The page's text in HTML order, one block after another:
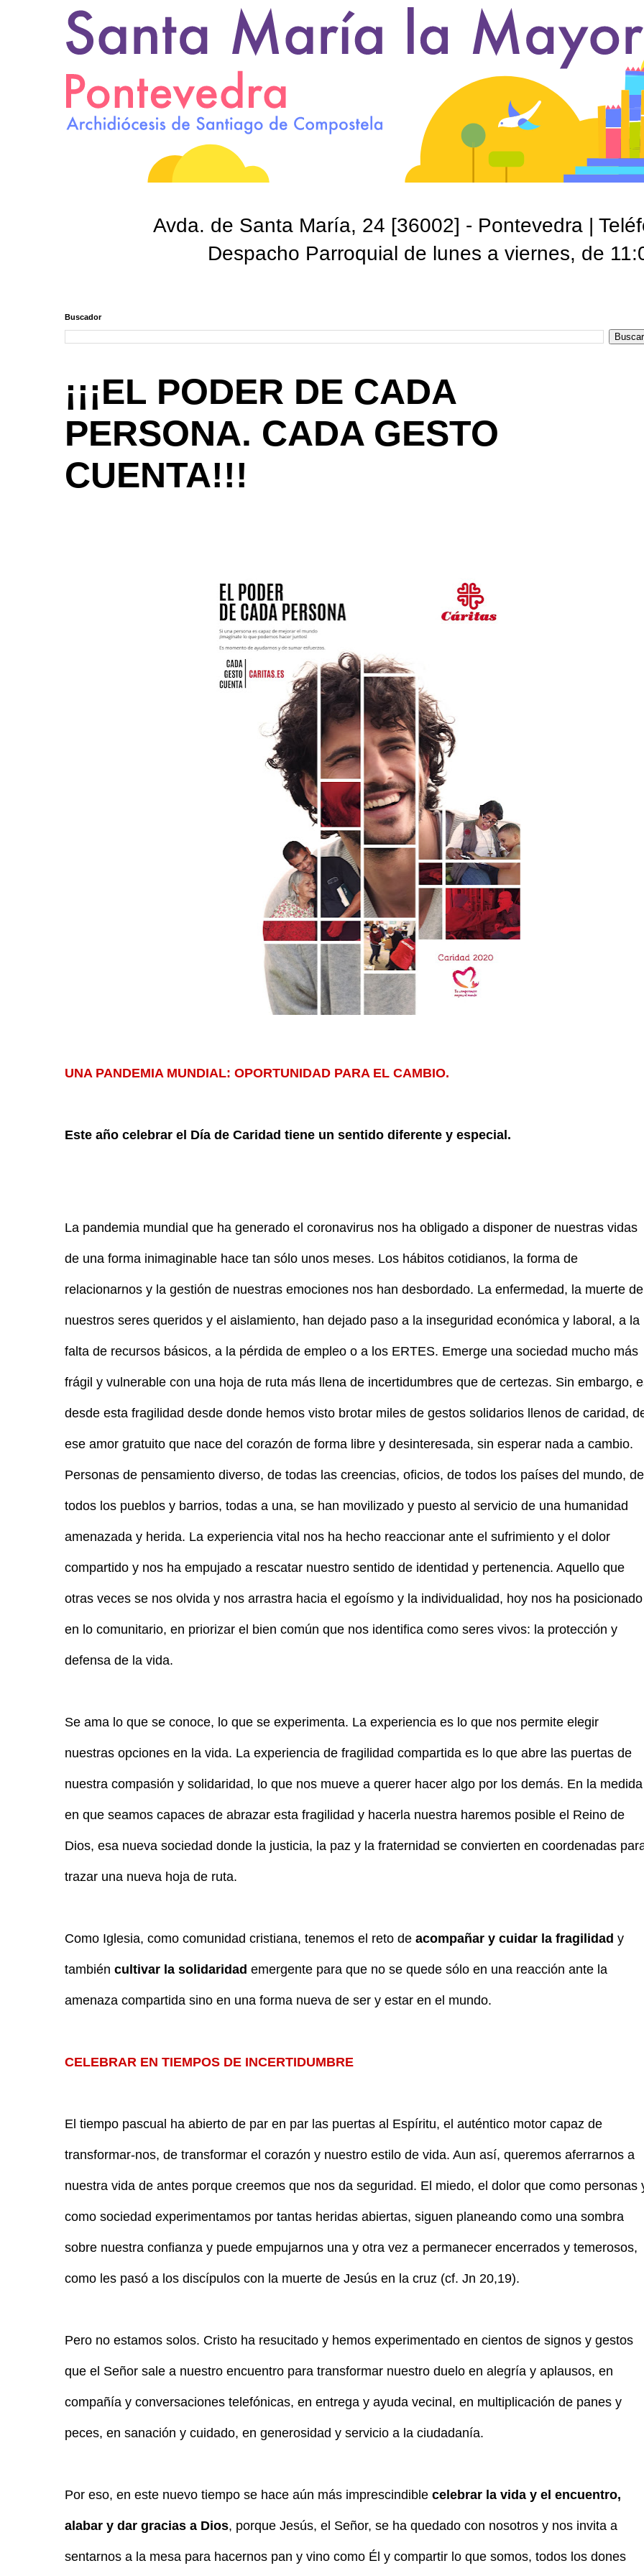
Avda. de Santa María, 24 [36002] - Pontevedra |
Despacho Parroquial de lunes a viernes, de
Buscador
¡¡¡EL PODER DE CADA
PERSONA. CADA GESTO
CUENTA!!!
UNA PANDEMIA MUNDIAL: OPORTUNIDAD PARA EL CAMBIO.
Este año celebrar el Día de Caridad tiene un sentido diferente y especial.
La pandemia mundial que ha generado el coronavirus nos ha obligado a disponer de nuestras vidas
de una forma inimaginable hace tan sólo unos meses. Los hábitos cotidianos, la forma de
relacionarnos y la gestión de nuestras emociones nos han desbordado. La enfermedad, la muerte de
nuestros seres queridos y el aislamiento, han dejado paso a la inseguridad económica y laboral, a la
falta de recursos básicos, a la pérdida de empleo o a los ERTES. Emerge una sociedad mucho más
frágil y vulnerable con una hoja de ruta más llena de incertidumbres que de certezas. Sin embargo,
desde esta fragilidad desde donde hemos visto brotar miles de gestos solidarios llenos de caridad,
ese amor gratuito que nace del corazón de forma libre y desinteresada, sin esperar nada a cambio.
Personas de pensamiento diverso, de todas las creencias, oficios, de todos los países del mundo, de
todos los pueblos y barrios, todas a una, se han movilizado y puesto al servicio de una humanidad
amenazada y herida. La experiencia vital nos ha hecho reaccionar ante el sufrimiento y el dolor
compartido y nos ha empujado a rescatar nuestro sentido de identidad y pertenencia. Aquello que
otras veces se nos olvida y nos arrastra hacia el egoísmo y la individualidad, hoy nos ha posicionado
en lo comunitario, en priorizar el bien común que nos identifica como seres vivos: la protección y
defensa de la vida.
Se ama lo que se conoce, lo que se experimenta. La experiencia es lo que nos permite elegir
nuestras opciones en la vida. La experiencia de fragilidad compartida es lo que abre las puertas de
nuestra compasión y solidaridad, lo que nos mueve a querer hacer algo por los demás. En la medida
en que seamos capaces de abrazar esta fragilidad y hacerla nuestra haremos posible el Reino de
Dios, esa nueva sociedad donde la justicia, la paz y la fraternidad se convierten en coordenadas
trazar una nueva hoja de ruta.
Como Iglesia, como comunidad cristiana, tenemos el reto de acompañar y cuidar la fragilidad y
también cultivar la solidaridad emergente para que no se quede sólo en una reacción ante la
amenaza compartida sino en una forma nueva de ser y estar en el mundo.
CELEBRAR EN TIEMPOS DE INCERTIDUMBRE
El tiempo pascual ha abierto de par en par las puertas al Espíritu, el auténtico motor capaz de
transformar-nos, de transformar el corazón y nuestro estilo de vida. Aun así, queremos aferrarnos a
nuestra vida de antes porque creemos que nos da seguridad. El miedo, el dolor que como personas
como sociedad experimentamos por tantas heridas abiertas, siguen planeando como una sombra
sobre nuestra confianza y puede empujarnos una y otra vez a permanecer encerrados y temerosos,
como les pasó a los discípulos con la muerte de Jesús en la cruz (cf. Jn 20,19).
Pero no estamos solos. Cristo ha resucitado y hemos experimentado en cientos de signos y gestos
que el Señor sale a nuestro encuentro para transformar nuestro duelo en alegría y aplausos, en
compañía y conversaciones telefónicas, en entrega y ayuda vecinal, en multiplicación de panes y
peces, en sanación y cuidado, en generosidad y servicio a la ciudadanía.
Por eso, en este nuevo tiempo se hace aún más imprescindible celebrar la vida y el encuentro,
alabar y dar gracias a Dios, porque Jesús, el Señor, se ha quedado con nosotros y nos invita a
sentarnos a la mesa para hacernos pan y vino como Él y compartir lo que somos, todos los dones